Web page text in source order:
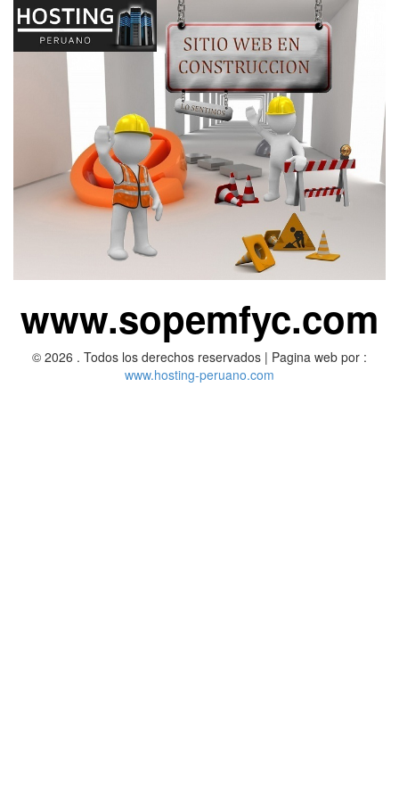
www.sopemfyc.com
© 2026 . Todos los derechos reservados | Pagina web por :
www.hosting-peruano.com